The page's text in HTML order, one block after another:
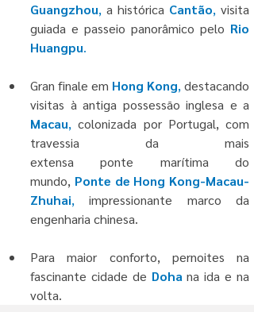
Guangzhou, a histórica Cantão, visita
guiada e passeio panorâmico pelo Rio
Huangpu.
Gran finale em Hong Kong, destacando
visitas à antiga possessão inglesa e a
Macau, colonizada por Portugal, com
travessia da mais
extensa ponte marítima do
mundo, Ponte de Hong Kong-Macau-
Zhuhai, impressionante marco da
engenharia chinesa.
Para maior conforto, pernoites na
fascinante cidade de Doha na ida e na
volta.